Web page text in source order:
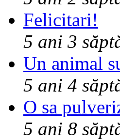
Felicitari!
5 ani 3
Un animal
5 ani 4
O sa
5 ani 8